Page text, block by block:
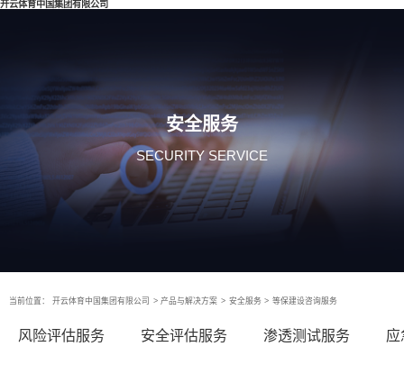
开云体育中国集团有限公司
安全服务
SECURITY SERVICE
当前位置： 开云体育中国集团有限公司 > 产品与解决方案 > 安全服务 > 等保建设咨询服务
风险评估服务 安全评估服务 渗透测试服务 应